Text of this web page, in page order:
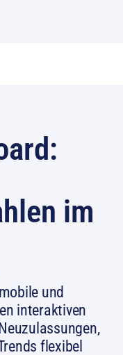
im
und
interaktiven
flexibel